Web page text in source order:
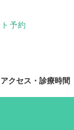
アクセス・診療時間